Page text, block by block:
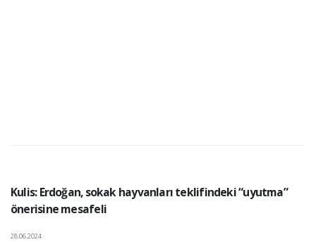
Kulis: Erdoğan, sokak hayvanları teklifindeki “uyutma”
önerisine mesafeli
28.06.2024